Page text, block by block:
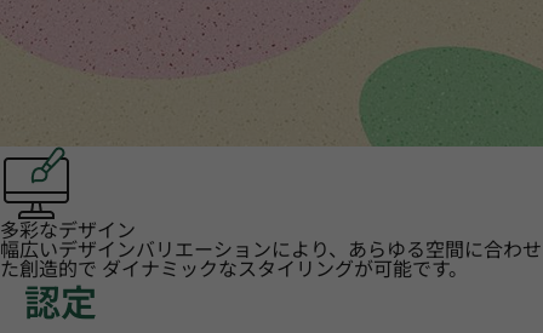
多彩なデザイン
幅広いデザインバリエーションにより、あらゆる空間に合わせ
た創造的で ダイナミックなスタイリングが可能です。
認定